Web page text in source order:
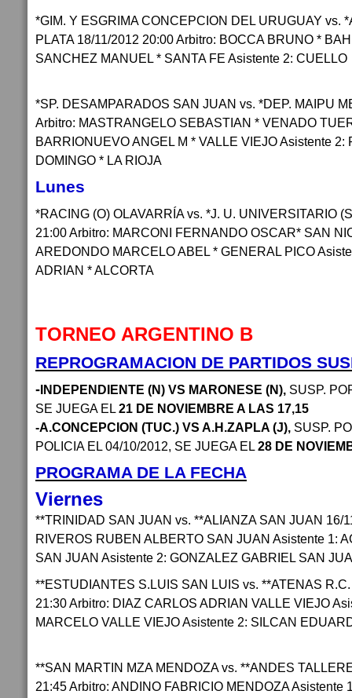
*GIM. Y ESGRIMA CONCEPCION DEL URUGUAY vs.
PLATA 18/11/2012 20:00 Arbitro: BOCCA BRUNO *
SANCHEZ MANUEL * SANTA FE Asistente 2:
*SP. DESAMPARADOS SAN JUAN vs. *DEP. MAIPU
Arbitro: MASTRANGELO SEBASTIAN * VENADO
BARRIONUEVO ANGEL M * VALLE VIEJO Asistente 2:
DOMINGO * LA RIOJA
Lunes
*RACING (O) OLAVARRÍA vs. *J. U. UNIVERSITARIO
21:00 Arbitro: MARCONI FERNANDO OSCAR* SAN
AREDONDO MARCELO ABEL * GENERAL PICO
ADRIAN * ALCORTA
TORNEO ARGENTINO B
REPROGRAMACION DE PARTIDOS
-INDEPENDIENTE (N) VS MARONESE (N), SUSP.
SE JUEGA EL 21 DE NOVIEMBRE A LAS 17,15
-A.CONCEPCION (TUC.) VS A.H.ZAPLA (J), SUSP.
POLICIA EL 04/10/2012, SE JUEGA EL 28 DE
PROGRAMA DE LA FECHA
Viernes
**TRINIDAD SAN JUAN vs. **ALIANZA SAN JUAN 16/
RIVEROS RUBEN ALBERTO SAN JUAN Asistente 1:
SAN JUAN Asistente 2: GONZALEZ GABRIEL SAN
**ESTUDIANTES S.LUIS SAN LUIS vs. **ATENAS
21:30 Arbitro: DIAZ CARLOS ADRIAN VALLE VIEJO
MARCELO VALLE VIEJO Asistente 2: SILCAN
**SAN MARTIN MZA MENDOZA vs. **ANDES
21:45 Arbitro: ANDINO FABRICIO MENDOZA Asistente